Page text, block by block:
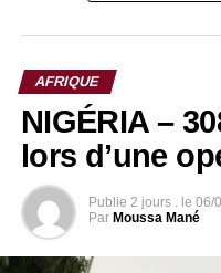
Parmi ces membres de
1996), aujourd’hui âgé
Yayi (2006-2016).
Patrice Talon, qui a
ainsi cette assemblée
marquant un retour
institutionnelles.
AFRIQUE
NIGÉRIA –
lors d’une
Publie 2 jours . le 06/
Par Moussa Mané